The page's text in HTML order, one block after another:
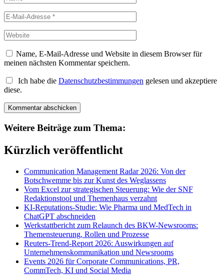
Name, E-Mail-Adresse und Website in diesem Browser für
meinen nächsten Kommentar speichern.
Ich habe die Datenschutzbestimmungen gelesen und akzeptiere
diese.
Weitere Beiträge zum Thema:
Kürzlich veröffentlicht
Communication Management Radar 2026: Von der
Botschwemme bis zur Kunst des Weglassens
Vom Excel zur strategischen Steuerung: Wie der SNF
Redaktionstool und Themenhaus verzahnt
KI-Reputations-Studie: Wie Pharma und MedTech in
ChatGPT abschneiden
Werkstattbericht zum Relaunch des BKW-Newsrooms:
Themensteuerung, Rollen und Prozesse
Reuters-Trend-Report 2026: Auswirkungen auf
Unternehmenskommunikation und Newsrooms
Events 2026 für Corporate Communications, PR,
CommTech, KI und Social Media